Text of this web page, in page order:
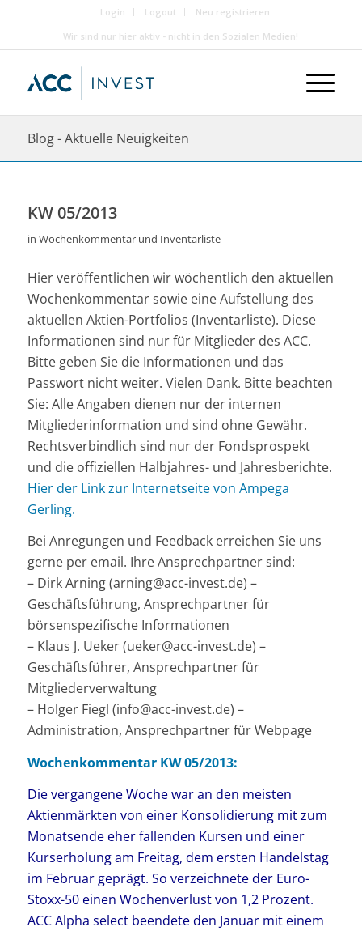
Login Logout
Neu registrieren
Wir sind nur hier aktiv - nicht in den Sozialen Medien!
Blog - Aktuelle Neuigkeiten
KW 05/2013
in Wochenkommentar und Inventarliste
Hier veröffentlichen wir wöchentlich den aktuellen
Wochenkommentar sowie eine Aufstellung des
aktuellen Aktien-Portfolios (Inventarliste). Diese
Informationen sind nur für Mitglieder des ACC.
Bitte geben Sie die Informationen und das
Passwort nicht weiter. Vielen Dank. Bitte beachten
Sie: Alle Angaben dienen nur der internen
Mitgliederinformation und sind ohne Gewähr.
Rechtsverbindlich sind nur der Fondsprospekt
und die offiziellen Halbjahres- und Jahresberichte.
Hier der Link zur Internetseite von Ampega
Gerling.
Bei Anregungen und Feedback erreichen Sie uns
gerne per email. Ihre Ansprechpartner sind:
– Dirk Arning (arning@acc-invest.de) –
Geschäftsführung, Ansprechpartner für
börsenspezifische Informationen
– Klaus J. Ueker (ueker@acc-invest.de) –
Geschäftsführer, Ansprechpartner für
Mitgliederverwaltung
– Holger Fiegl (info@acc-invest.de) –
Administration, Ansprechpartner für Webpage
Wochenkommentar KW 05/2013:
Die vergangene Woche war an den meisten
Aktienmärkten von einer Konsolidierung mit zum
Monatsende eher fallenden Kursen und einer
Kurserholung am Freitag, dem ersten Handelstag
im Februar geprägt. So verzeichnete der Euro-
Stoxx-50 einen Wochenverlust von 1,2 Prozent.
ACC Alpha select beendete den Januar mit einem